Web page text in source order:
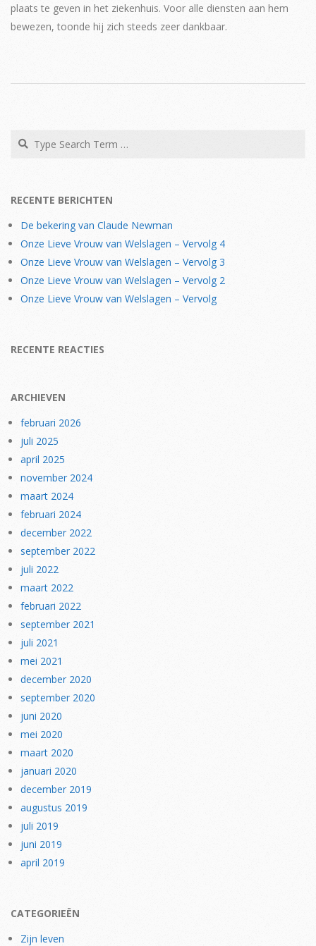
plaats te geven in het ziekenhuis. Voor alle diensten aan hem
bewezen, toonde hij zich steeds zeer dankbaar.
Search
RECENTE BERICHTEN
De bekering van Claude Newman
Onze Lieve Vrouw van Welslagen – Vervolg 4
Onze Lieve Vrouw van Welslagen – Vervolg 3
Onze Lieve Vrouw van Welslagen – Vervolg 2
Onze Lieve Vrouw van Welslagen – Vervolg
RECENTE REACTIES
ARCHIEVEN
februari 2026
juli 2025
april 2025
november 2024
maart 2024
februari 2024
december 2022
september 2022
juli 2022
maart 2022
februari 2022
september 2021
juli 2021
mei 2021
december 2020
september 2020
juni 2020
mei 2020
maart 2020
januari 2020
december 2019
augustus 2019
juli 2019
juni 2019
april 2019
CATEGORIEËN
Zijn leven